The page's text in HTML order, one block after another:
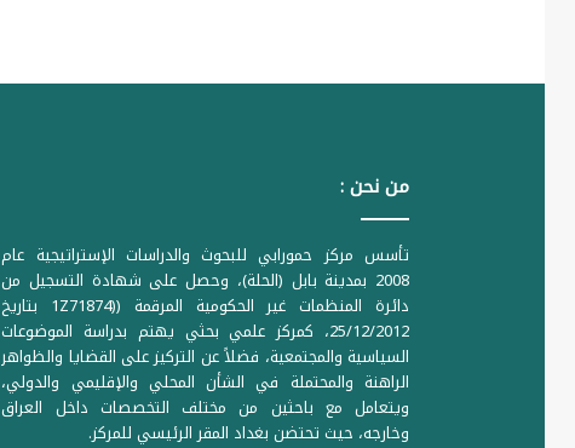
من نحن :
تأسس مركز حمورابي للبحوث والدراسات الإستراتيجية عام
2008 بمدينة بابل (الحلة)، وحصل على شهادة التسجيل من
دائرة المنظمات غير الحكومية المرقمة ((1Z71874 بتاريخ
25/12/2012، كمركز علمي بحثي يهتم بدراسة الموضوعات
السياسية والمجتمعية، فضلاً عن التركيز على القضايا والظواهر
الراهنة والمحتملة في الشأن المحلي والإقليمي والدولي،
ويتعامل مع باحثين من مختلف التخصصات داخل العراق
وخارجه، حيث تحتضن بغداد المقر الرئيسي للمركز.